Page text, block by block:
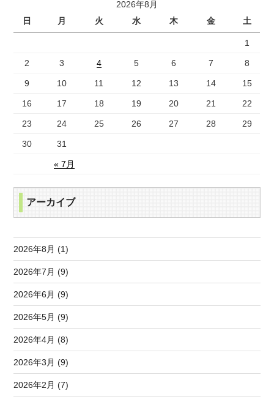
2026年8月
日
月 火 水 木 金 土
« 7月
1
2 3 4 5 6 7 8
9 10 11 12 13 14 15
16 17 18 19 20 21 22
23 24 25 26 27 28 29
30 31
アーカイブ
2026年8月 (1)
2026年7月 (9)
2026年6月 (9)
2026年5月 (9)
2026年4月 (8)
2026年3月 (9)
2026年2月 (7)